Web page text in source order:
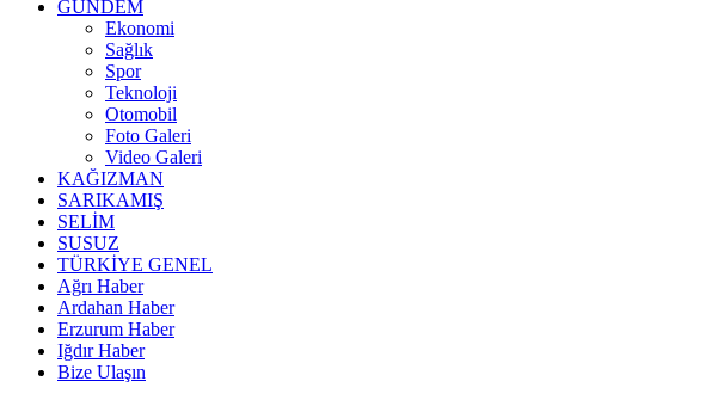
GÜNDEM
Ekonomi
Sağlık
Spor
Teknoloji
Otomobil
Foto Galeri
Video Galeri
KAĞIZMAN
SARIKAMIŞ
SELİM
SUSUZ
TÜRKİYE GENEL
Ağrı Haber
Ardahan Haber
Erzurum Haber
Iğdır Haber
Bize Ulaşın